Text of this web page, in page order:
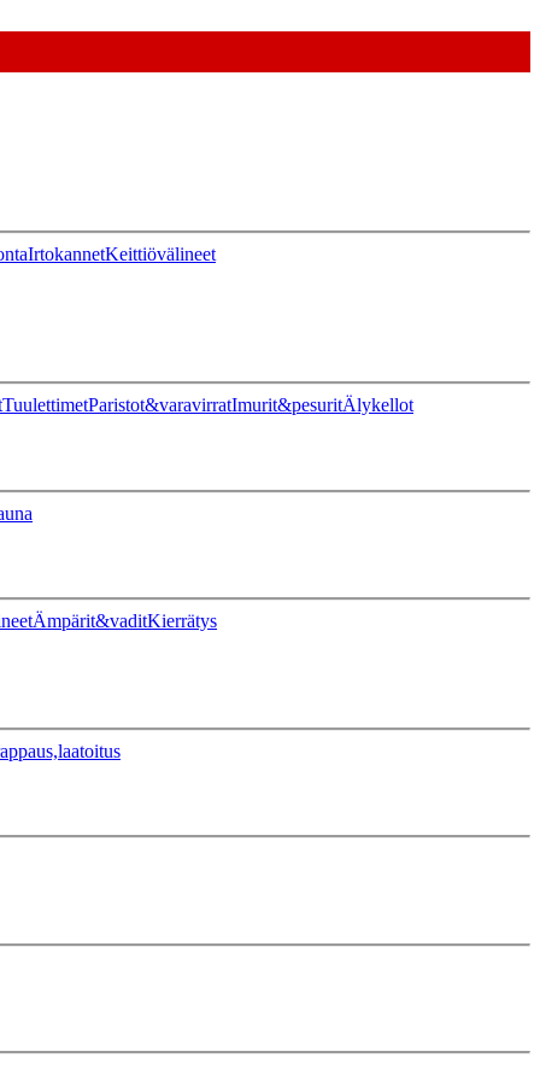
IrtokannetKeittiövälineet
TuulettimetParistot&varavirratImurit&pesuritÄlykellot
Ämpärit&vaditKierrätys